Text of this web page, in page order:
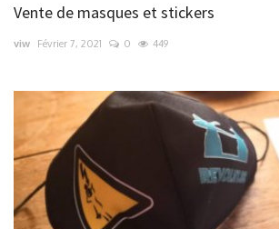
Vente de masques et stickers
viw Février 7, 2021 0 449